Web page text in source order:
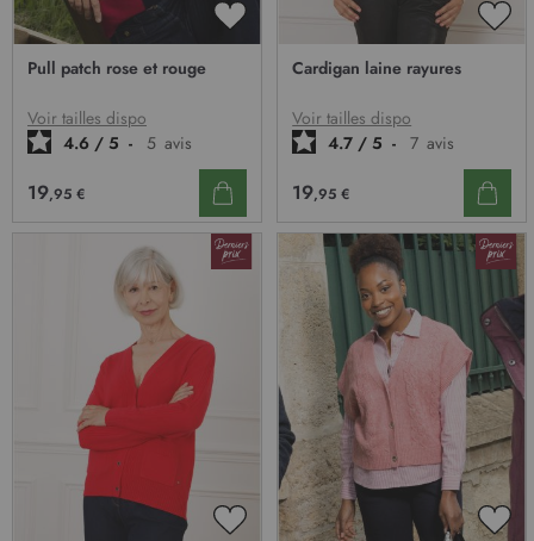
AJOUTER
D’ENVIE
Pull patch rose et rouge
Voir tailles dispo
4.6 / 5 - 5 avis
19,95 €
Cardigan laine rayures
Voir tailles dispo
4.7 / 5 - 7 avis
19,95 €